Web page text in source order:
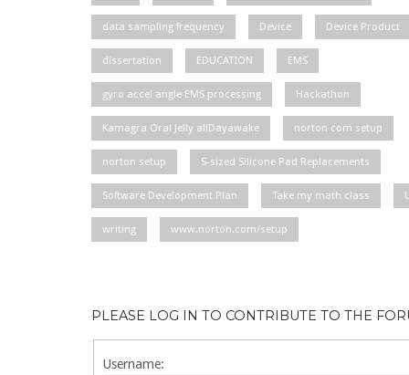
data sampling frequency Device Device Product
dissertation EDUCATION EMS
gyro accel angle EMS processing Hackathon
Kamagra Oral Jelly allDayawake norton com setup
norton setup S-sized Silicone Pad Replacements
Software Development Plan Take my math class
writing www.norton.com/setup
PLEASE LOG IN TO CONTRIBUTE TO THE
Username: